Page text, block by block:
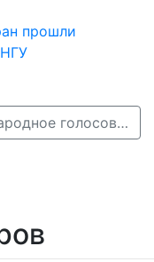
прошли
Народное голосование в конкурсе &quot;Доброволец России-2020&quot; продлится 13 ноября →